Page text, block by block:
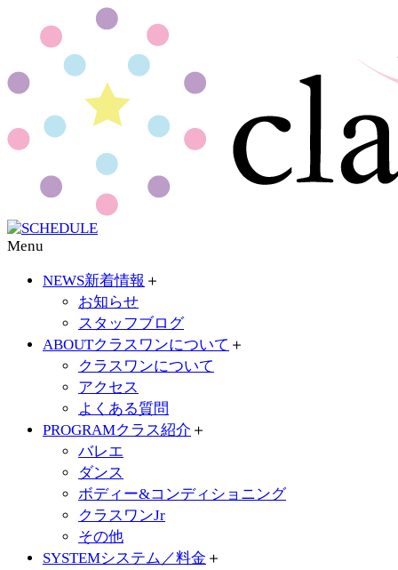
Menu
NEWS新着情報 ＋
お知らせ
スタッフブログ
ABOUTクラスワンについて ＋
クラスワンについて
アクセス
よくある質問
PROGRAMクラス紹介 ＋
バレエ
ダンス
ボディー&コンディショニング
クラスワンJr
その他
SYSTEMシステム／料金 ＋